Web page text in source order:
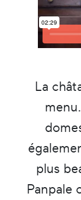
La
plus
Panpale